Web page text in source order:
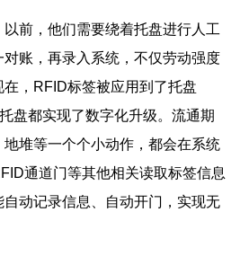
前，他们需要绕着托盘进行人工
账，再录入系统，不仅劳动强度
，RFID标签被应用到了托盘
盘都实现了数字化升级。流通期
堆等一个个小动作，都会在系统
通道门等其他相关读取标签信息
动记录信息、自动开门，实现无